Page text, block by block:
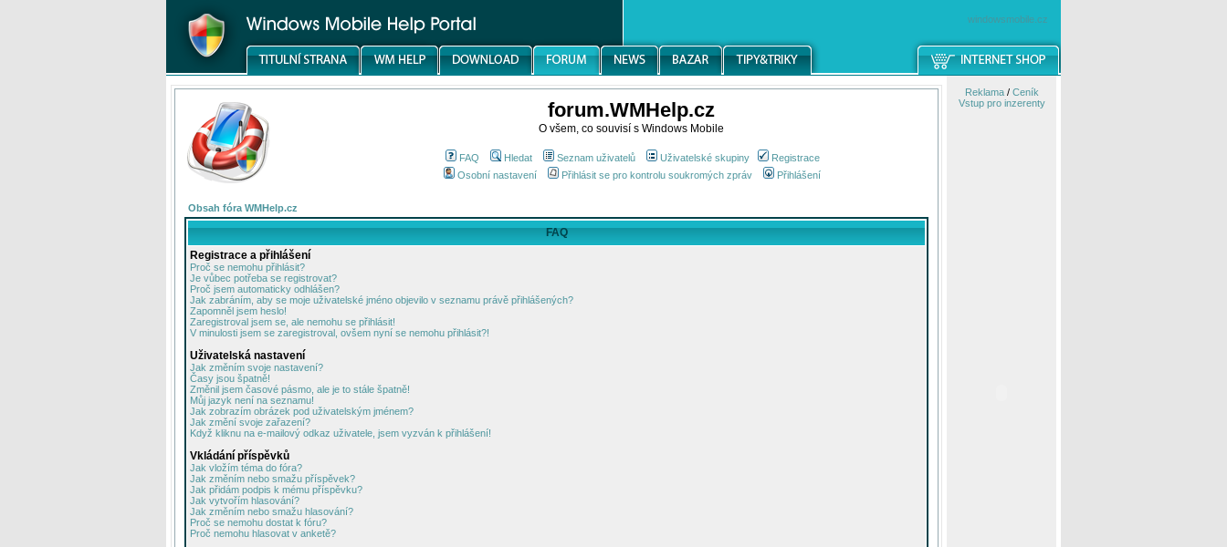
windowsmobile.cz
forum.WMHelp.cz
O všem, co souvisí s Windows Mobile
FAQ Hledat Seznam uživatelů Uživatelské skupiny
Registrace
Osobní nastavení
Přihlásit se pro kontrolu soukromých zpráv Přihlášení
Obsah fóra WMHelp.cz
FAQ
Registrace a přihlášení
Proč se nemohu přihlásit?
Je vůbec potřeba se registrovat?
Proč jsem automaticky odhlášen?
Jak zabráním, aby se moje uživatelské jméno objevilo v seznamu právě přihlášených?
Zapomněl jsem heslo!
Zaregistroval jsem se, ale nemohu se přihlásit!
V minulosti jsem se zaregistroval, ovšem nyní se nemohu přihlásit?!
Uživatelská nastavení
Jak změním svoje nastavení?
Časy jsou špatně!
Změnil jsem časové pásmo, ale je to stále špatně!
Můj jazyk není na seznamu!
Jak zobrazím obrázek pod uživatelským jménem?
Jak změní svoje zařazení?
Když kliknu na e-mailový odkaz uživatele, jsem vyzván k přihlášení!
Vkládání příspěvků
Jak vložím téma do fóra?
Jak změním nebo smažu příspěvek?
Jak přidám podpis k mému příspěvku?
Jak vytvořím hlasování?
Jak změním nebo smažu hlasování?
Proč se nemohu dostat k fóru?
Proč nemohu hlasovat v anketě?
Reklama/ Ceník
Vstup pro inzerenty